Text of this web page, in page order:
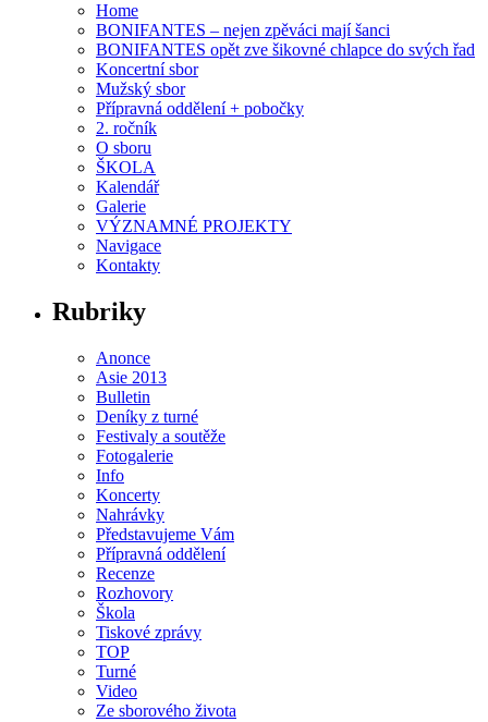
Home
BONIFANTES – nejen zpěváci mají šanci
BONIFANTES opět zve šikovné chlapce do svých řad
Koncertní sbor
Mužský sbor
Přípravná oddělení + pobočky
2. ročník
O sboru
ŠKOLA
Kalendář
Galerie
VÝZNAMNÉ PROJEKTY
Navigace
Kontakty
Rubriky
Anonce
Asie 2013
Bulletin
Deníky z turné
Festivaly a soutěže
Fotogalerie
Info
Koncerty
Nahrávky
Představujeme Vám
Přípravná oddělení
Recenze
Rozhovory
Škola
Tiskové zprávy
TOP
Turné
Video
Ze sborového života